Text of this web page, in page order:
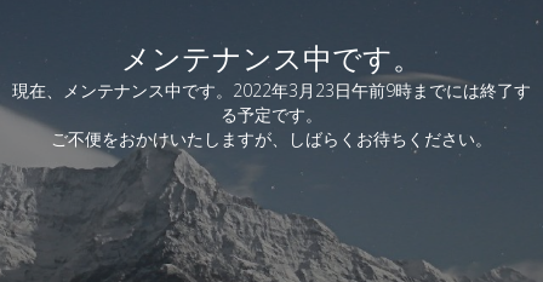
メンテナンス中です。
現在、メンテナンス中です。2022年3月23日午前9時までには終了す
る予定です。
ご不便をおかけいたしますが、しばらくお待ちください。